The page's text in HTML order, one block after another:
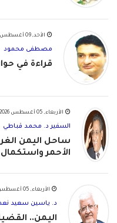
الأحد, 09 أغسطس 2026
مصطفى محمود
قراءة في
الأربعاء, 05 أغسطس 2026
السفير د. محمد قباطي
ساحل اليمن
الأحمر واستكمال
الأربعاء, 05 أغسطس 2026
د. ياسين سعيد
اليمن..